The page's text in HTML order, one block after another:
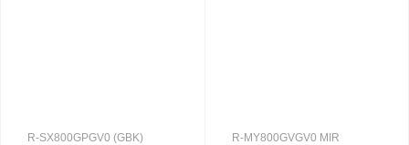
R-SX800GPGV0 (GBK) R-MY800GVGV0 MIR